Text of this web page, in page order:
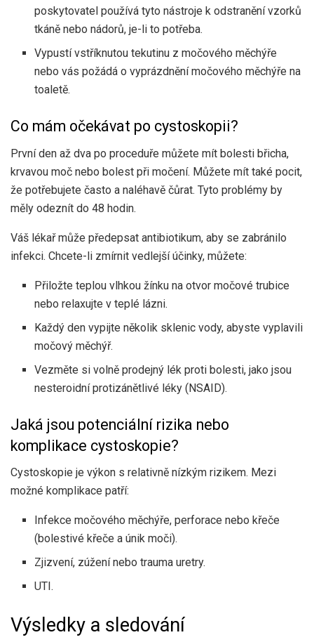
poskytovatel používá tyto nástroje k odstranění vzorků
tkáně nebo nádorů, je-li to potřeba.
Vypustí vstříknutou tekutinu z močového měchýře
nebo vás požádá o vyprázdnění močového měchýře na
toaletě.
Co mám očekávat po cystoskopii?
První den až dva po proceduře můžete mít bolesti břicha,
krvavou moč nebo bolest při močení. Můžete mít také pocit,
že potřebujete často a naléhavě čůrat. Tyto problémy by
měly odeznít do 48 hodin.
Váš lékař může předepsat antibiotikum, aby se zabránilo
infekci. Chcete-li zmírnit vedlejší účinky, můžete:
Přiložte teplou vlhkou žínku na otvor močové trubice
nebo relaxujte v teplé lázni.
Každý den vypijte několik sklenic vody, abyste vyplavili
močový měchýř.
Vezměte si volně prodejný lék proti bolesti, jako jsou
nesteroidní protizánětlivé léky (NSAID).
Jaká jsou potenciální rizika nebo
komplikace cystoskopie?
Cystoskopie je výkon s relativně nízkým rizikem. Mezi
možné komplikace patří:
Infekce močového měchýře, perforace nebo křeče
(bolestivé křeče a únik moči).
Zjizvení, zúžení nebo trauma uretry.
UTI.
Výsledky a sledování